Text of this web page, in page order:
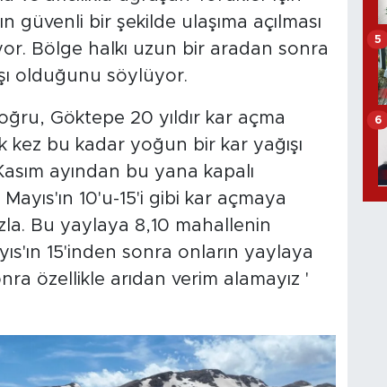
güvenli bir şekilde ulaşıma açılması
Bölge halkı uzun bir aradan sonra
olduğunu söylüyor.
Göktepe 20 yıldır kar açma
kez bu kadar yoğun bir kar yağışı
ayından bu yana kapalı
10'u-15'i gibi kar açmaya
Bu yaylaya 8,10 mahallenin
15'inden sonra onların yaylaya
özellikle arıdan verim alamayız '
5
6